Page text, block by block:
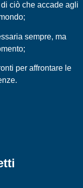
ciò che accade agli
sempre, ma
per affrontare le